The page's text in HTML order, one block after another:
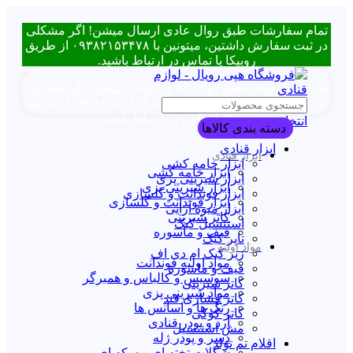
تمام سفارشات طبق روال عادی ارسال میشن! اگر مشکلی
در ثبت سفارش داشتین، میتونین با ۰۹۳۸۲۱۵۳۴۷۸ از طریق
روبیکا یا تماس در ارتباط باشید.
تمام سفارشات طبق روال عادی ارسال میشن! اگر مشکلی
روبیکا یا تماس در ارتباط باشید.انتخاب دسته بندی
ابزار قنادی
ابزار خامه کشی
ابزار شیرینی پزی
ابزار فوندانت و گلسازی
ابزار میوه آرایی
استنسیل کیک
تاپر کیک
زیر کیک ام دی اف
قیف و ماسوره
کاتر شیرینی
کاتر فشاری قند
کاتر کوکی
مش استنسیل
اقلام تم تولد
دسته بندی کالاها
ابزار قنادی
ابزار خامه کشی
ابزار شیرینی پزی
ابزار فوندانت و گلسازی
کاتر شیرینی
قیف و ماسوره
مواد اولیه
مواد اولیه فوندانت
سوسیس و کالباس و همبرگر
مواد شیرینی پزی
رنگ ها و اسانس ها
آرد و پودر قنادی
دسر و پودر ژله